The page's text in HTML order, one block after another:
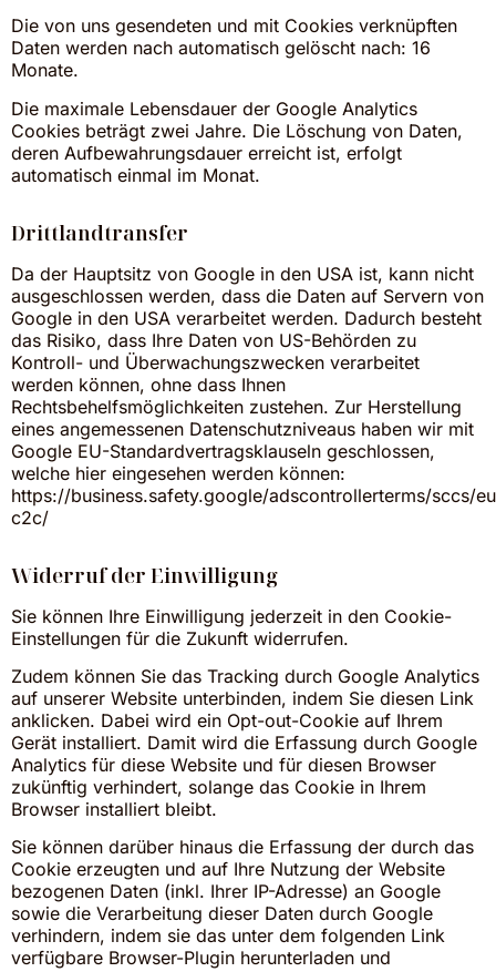
Die von uns gesendeten und mit Cookies verknüpften
Daten werden nach automatisch gelöscht nach: 16
Monate.
Die maximale Lebensdauer der Google Analytics
Cookies beträgt zwei Jahre. Die Löschung von Daten,
deren Aufbewahrungsdauer erreicht ist, erfolgt
automatisch einmal im Monat.
Drittlandtransfer
Da der Hauptsitz von Google in den USA ist, kann nicht
ausgeschlossen werden, dass die Daten auf Servern von
Google in den USA verarbeitet werden. Dadurch besteht
das Risiko, dass Ihre Daten von US-Behörden zu
Kontroll- und Überwachungszwecken verarbeitet
werden können, ohne dass Ihnen
Rechtsbehelfsmöglichkeiten zustehen. Zur Herstellung
eines angemessenen Datenschutzniveaus haben wir mit
Google EU-Standardvertragsklauseln geschlossen,
welche hier eingesehen werden können:
https://business.safety.google/adscontrollerterms/sccs/
c2c/
Widerruf der Einwilligung
Sie können Ihre Einwilligung jederzeit in den Cookie-
Einstellungen für die Zukunft widerrufen.
Zudem können Sie das Tracking durch Google Analytics
auf unserer Website unterbinden, indem Sie diesen Link
anklicken. Dabei wird ein Opt-out-Cookie auf Ihrem
Gerät installiert. Damit wird die Erfassung durch Google
Analytics für diese Website und für diesen Browser
zukünftig verhindert, solange das Cookie in Ihrem
Browser installiert bleibt.
Sie können darüber hinaus die Erfassung der durch das
Cookie erzeugten und auf Ihre Nutzung der Website
bezogenen Daten (inkl. Ihrer IP-Adresse) an Google
sowie die Verarbeitung dieser Daten durch Google
verhindern, indem sie das unter dem folgenden Link
verfügbare Browser-Plugin herunterladen und